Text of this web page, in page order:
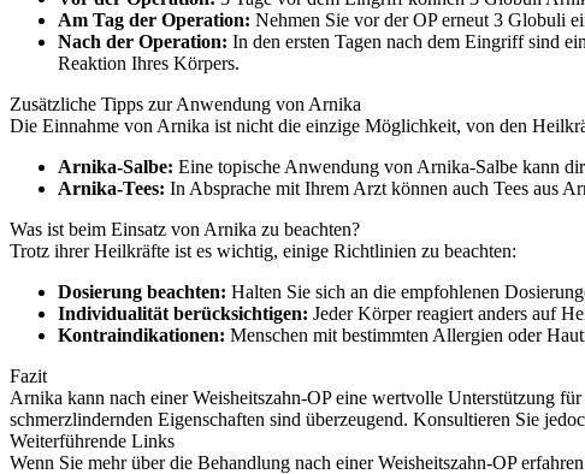
Am Tag der Operation: Nehmen Sie vor der OP erneut 3 Globuli
Nach der Operation: In den ersten Tagen nach dem Eingriff sind
Reaktion Ihres Körpers.
Zusätzliche Tipps zur Anwendung von Arnika
Die Einnahme von Arnika ist nicht die einzige Möglichkeit, von den
Arnika-Salbe: Eine topische Anwendung von Arnika-Salbe kann
Arnika-Tees: In Absprache mit Ihrem Arzt können auch Tees aus
Was ist beim Einsatz von Arnika zu beachten?
Trotz ihrer Heilkräfte ist es wichtig, einige Richtlinien zu beachten:
Dosierung beachten: Halten Sie sich an die empfohlenen
Individualität berücksichtigen: Jeder Körper reagiert anders auf
Kontraindikationen: Menschen mit bestimmten Allergien oder
Fazit
Arnika kann nach einer Weisheitszahn-OP eine wertvolle Unterstützung
schmerzlindernden Eigenschaften sind überzeugend. Konsultieren Sie
Weiterführende Links
Wenn Sie mehr über die Behandlung nach einer Weisheitszahn-OP